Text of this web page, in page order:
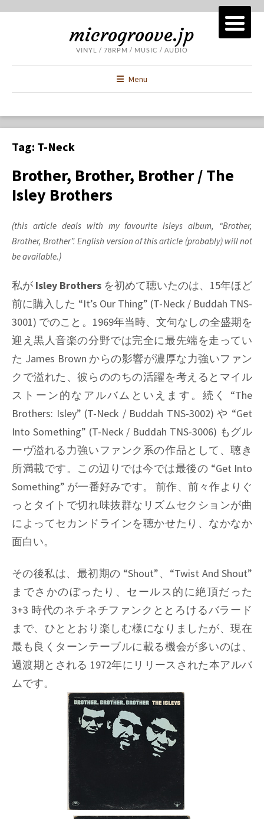
microgroove.jp
VINYL / 78RPM / MUSIC / AUDIO
Menu
Tag: T-Neck
Brother, Brother, Brother / The
Isley Brothers
(this article deals with my favourite Isleys album, “Brother,
Brother, Brother”. English version of this article (probably) will not
be available.)
私が Isley Brothers を初めて聴いたのは、15年ほど
前に購入した “It’s Our Thing” (T-Neck / Buddah TNS-
3001) でのこと。1969年当時、文句なしの全盛期を
迎え黒人音楽の分野では完全に最先端を走ってい
た James Brown からの影響が濃厚な力強いファン
クで溢れた、彼らののちの活躍を考えるとマイル
ストーン的なアルバムといえます。続く “The
Brothers: Isley” (T-Neck / Buddah TNS-3002) や “Get
Into Something” (T-Neck / Buddah TNS-3006) もグル
ーヴ溢れる力強いファンク系の作品として、聴き
所満載です。この辺りでは今では最後の “Get Into
Something” が一番好みです。 前作、前々作よりぐ
っとタイトで切れ味抜群なリズムセクションが曲
によってセカンドラインを聴かせたり、なかなか
面白い。
その後私は、最初期の “Shout”、 “Twist And Shout”
までさかのぼったり、セールス的に絶頂だった
3+3 時代のネチネチファンクととろけるバラード
まで、ひととおり楽しむ様になりましたが、現在
最も良くターンテーブルに載る機会が多いのは、
過渡期とされる 1972年にリリースされた本アルバ
ムです。